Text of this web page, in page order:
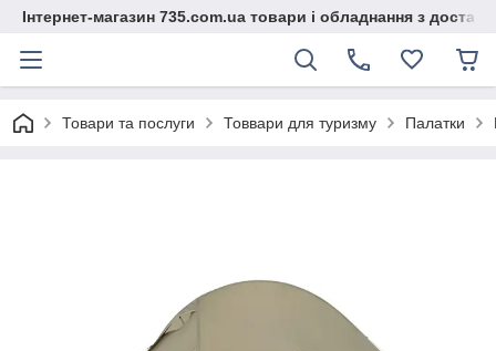
Інтернет-магазин 735.com.ua товари і обладнання з
Товари та послуги Товвари для туризму Палатки